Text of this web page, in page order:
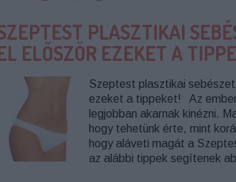
PLASZTIKAI
ELŐSZÖR EZEKET A
Szeptest plasztikai
ezeket a tippeket! Az
legjobban akarnak kinézni.
hogy tehetünk érte, mint
hogy aláveti magát a
az alábbi tippek segítenek